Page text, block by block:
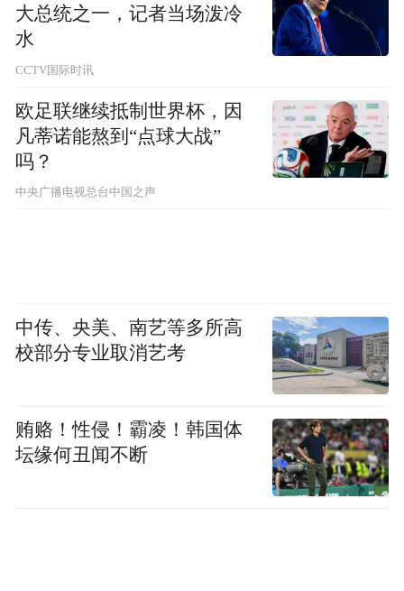
大总统之一，记者当场泼冷
水
CCTV国际时讯
欧足联继续抵制世界杯，因
凡蒂诺能熬到“点球大战”
吗？
中央广播电视总台中国之声
中传、央美、南艺等多所高
校部分专业取消艺考
贿赂！性侵！霸凌！韩国体
坛缘何丑闻不断